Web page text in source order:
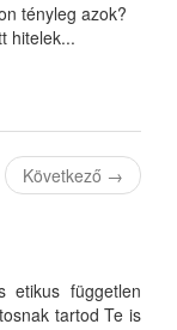
tényleg azok?
hitelek...
Következő →
etikus független
tartod Te is